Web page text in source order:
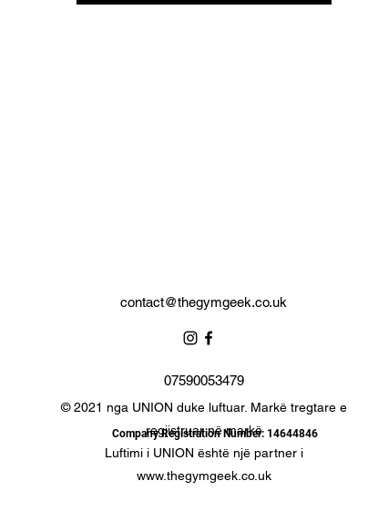
contact@thegymgeek.co.uk
07590053479
© 2021 nga UNION duke luftuar. Markë tregtare e
regjistruar në markë
Luftimi i UNION është një partner i
www.thegymgeek.co.uk
Company Registration Number: 14644846